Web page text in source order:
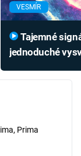
VESMÍR
jednoduché
Prima